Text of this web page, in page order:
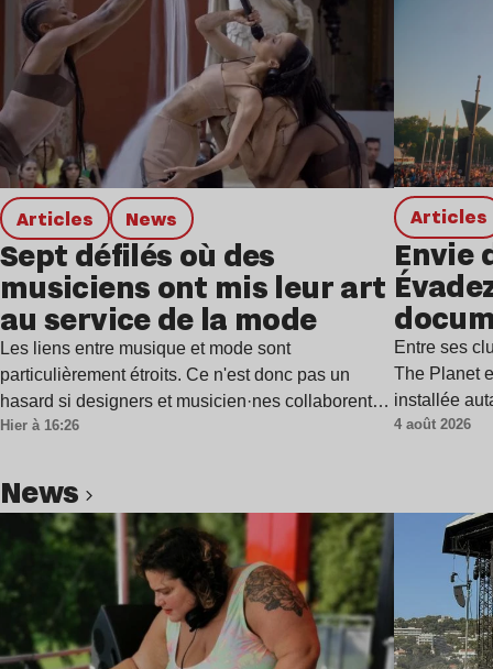
Articles news
Sept défilés où des
musiciens ont mis leur art
au service de la mode
Les liens entre musique et mode sont
particulièrement étroits. Ce n'est donc pas un
hasard si designers et musicien·nes collaborent…
Hier à 16:26
Articles
Envie
Entre ses
The Planet
installée
4 août 2026
news
Lire l’article